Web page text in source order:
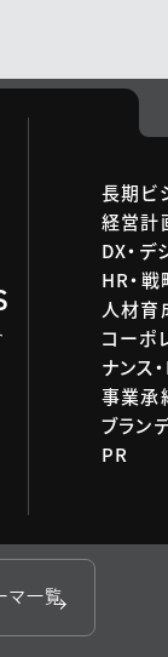
長期ビ
経営計
DX・デ
HR・
人材育
コーポ
ナンス
事業承
ブラン
PR
ア
マ一覧